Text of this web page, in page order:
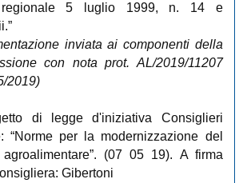
regionale 5 luglio 1999, n. 14 e
inviata ai componenti della
con nota prot. AL/2019/11207
2019)
di legge d'iniziativa Consiglieri
“Norme per la modernizzazione del
agroalimentare”. (07 05 19). A firma
Gibertoni